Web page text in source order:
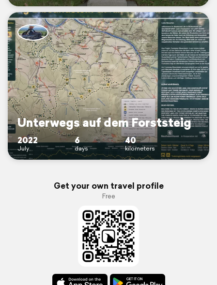
Unterwegs auf dem Forststeig
2022
July
6
days
40
kilometers
Get your own travel profile
Free